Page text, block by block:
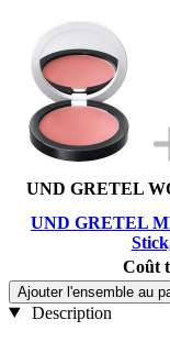
UND GRETEL
UND GRETEL
Coût
Ajouter l'ensemble au
Description